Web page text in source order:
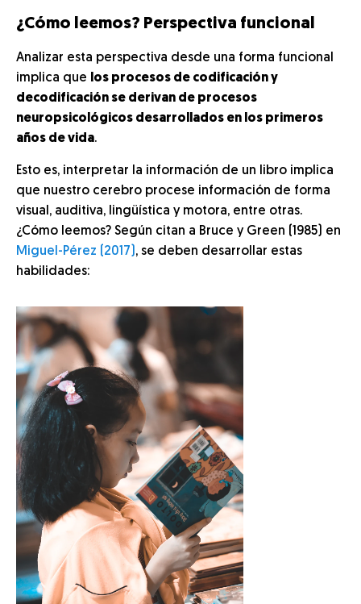
¿Cómo leemos? Perspectiva funcional
Analizar esta perspectiva desde una forma funcional
implica que
los procesos de codificación y
decodificación se derivan de procesos
neuropsicológicos desarrollados en los primeros
años de vida.
Esto es, interpretar la información de un libro implica
que nuestro cerebro procese información de forma
visual, auditiva, lingüística y motora, entre otras.
¿Cómo leemos? Según citan a Bruce y Green (1985) en
Miguel-Pérez (2017), se deben desarrollar estas
habilidades: